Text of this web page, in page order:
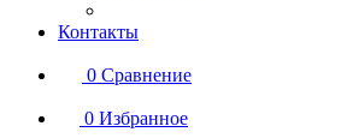
Контакты
0 Сравнение
0 Избранное